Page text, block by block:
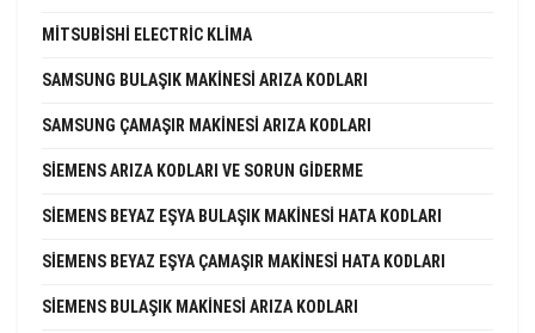
MITSUBISHI ELECTRIC KLIMA
SAMSUNG BULAŞIK MAKINESI ARIZA KODLARI
SAMSUNG ÇAMAŞIR MAKINESI ARIZA KODLARI
SIEMENS ARIZA KODLARI VE SORUN GIDERME
SIEMENS BEYAZ EŞYA BULAŞIK MAKINESI HATA KODLARI
SIEMENS BEYAZ EŞYA ÇAMAŞIR MAKINESI HATA KODLARI
SIEMENS BULAŞIK MAKINESI ARIZA KODLARI